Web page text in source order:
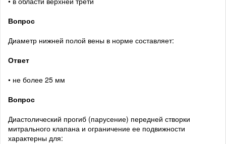
Вопрос
Диаметр нижней полой вены в норме составляет:
Ответ
• не более 25 мм
Вопрос
Диастолический прогиб (парусение) передней створки
митрального клапана и ограничение ее подвижности
характерны для: